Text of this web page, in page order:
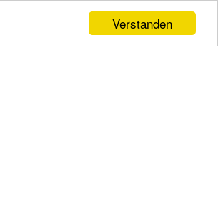
Verstanden